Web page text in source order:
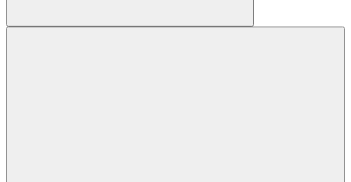
Suchen